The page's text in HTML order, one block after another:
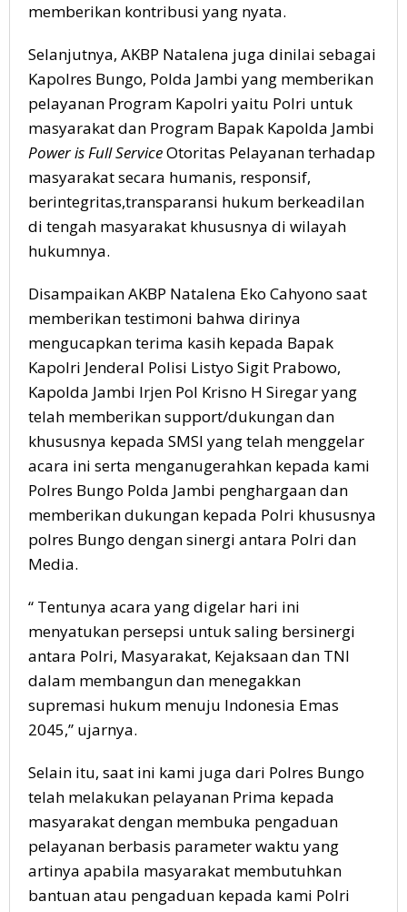
memberikan kontribusi yang nyata.
Selanjutnya, AKBP Natalena juga dinilai sebagai
Kapolres Bungo, Polda Jambi yang memberikan
pelayanan Program Kapolri yaitu Polri untuk
masyarakat dan Program Bapak Kapolda Jambi
Power is Full ServiceOtoritas Pelayanan terhadap
masyarakat secara humanis, responsif,
berintegritas,transparansi hukum berkeadilan
di tengah masyarakat khususnya di wilayah
hukumnya.
Disampaikan AKBP Natalena Eko Cahyono saat
memberikan testimoni bahwa dirinya
mengucapkan terima kasih kepada Bapak
Kapolri Jenderal Polisi Listyo Sigit Prabowo,
Kapolda Jambi Irjen Pol Krisno H Siregar yang
telah memberikan support/dukungan dan
khususnya kepada SMSI yang telah menggelar
acara ini serta menganugerahkan kepada kami
Polres Bungo Polda Jambi penghargaan dan
memberikan dukungan kepada Polri khususnya
polres Bungo dengan sinergi antara Polri dan
Media.
“ Tentunya acara yang digelar hari ini
menyatukan persepsi untuk saling bersinergi
antara Polri, Masyarakat, Kejaksaan dan TNI
dalam membangun dan menegakkan
supremasi hukum menuju Indonesia Emas
2045,” ujarnya.
Selain itu, saat ini kami juga dari Polres Bungo
telah melakukan pelayanan Prima kepada
masyarakat dengan membuka pengaduan
pelayanan berbasis parameter waktu yang
artinya apabila masyarakat membutuhkan
bantuan atau pengaduan kepada kami Polri